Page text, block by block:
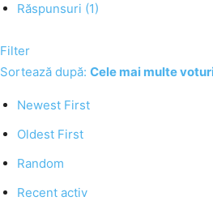
Răspunsuri (1)
Filter
Sortează după: Cele mai multe
Newest First
Oldest First
Random
Recent activ